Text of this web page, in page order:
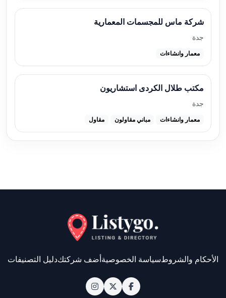
شركة ماس للمجسمات المعمارية
جدة
معمار وانشاءات
مكتب طلال الكردى استشاريون
جدة
معمار وانشاءات مباني مقاولون مقاول
الأحكام والشروطسياسة الخصوصيةأضف شركتكدليل التصنيفات